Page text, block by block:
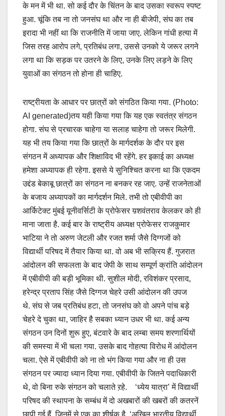
के मन में भी था. सो कई दौर के चिंतन के बाद उसका स्वरूप स्पष्ट
हुआ. चूंकि तब ना तो जनसंघ था और ना ही बीजेपी, संघ का तब
इरादा भी नहीं था कि राजनीति में जाया जाए. लेकिन गांधी हत्या में
जिस तरह आरोप लगे, प्रतिबंध लगा, उससे उनको ये जरूर लगने
लगा था कि सड़क पर उतरने के लिए, उनके लिए लड़ने के लिए
युवाओं का संगठन तो होना ही चाहिए.
राष्ट्रीयता के आधार पर छात्रों को संगठित किया गया. (Photo:
AI generated)तय यही किया गया कि यह एक स्वतंत्र संगठन
होगा. संघ से प्रचारक चाहेगा या सलाह चाहेगा तो जरूर मिलेगी.
यह भी तय किया गया कि छात्रों के मार्गदर्शक के दौर पर इस
संगठन में अध्यापक और शिक्षाविद भी रहेंगे. हर इकाई का अध्यक्ष
हमेशा अध्यापक ही रहेगा. इससे ये सुनिश्चित करना था कि एकदम
उद्दंड बेकाबू छात्रों का संगठन ना बनकर रह जाए. उन्हें राजनेताओं
के बजाय अध्यापकों का मार्गदर्शन मिले. तभी तो एबीवीपी का
आर्किटेक्ट मुंबई यूनीवर्सिटी के प्रोफेसर य़शवंतराव केलकर को ही
माना जाता है. कई बार के राष्ट्रीय अध्यक्ष प्रोफेसर राजकुमार
भाटिया ने तो अरुण जेटली और रजत शर्मा जैसे दिग्गजों को
विद्यार्थी परिषद में तैयार किया था. वो अब भी सक्रिय हैं. गुजरात
आंदोलन की सफलता के बाद जेपी के साथ सम्पूर्ण क्रांति आंदोलन
में एबीवीपी की बड़ी भूमिका थी. सुशील मोदी, रविशंकर प्रसाद,
हरेन्द्र प्रताप सिंह जैसे दिग्गज चेहरे उसी आंदोलन की उपज
थे. संघ से जब प्रतिबंध हटा, तो जनसंघ को वो अपने पांच बड़े
चेहरे दे चुका था, जाहिर है सबका ध्यान उधर भी था. कई अन्य
संगठन उन दिनों शुरू हुए, बंटवारे के बाद लम्बा समय शरणार्थियों
की समस्या में भी चला गया. उसके बाद गोहत्या विरोध में आंदोलन
चला. ऐसे में एबीवीपी को ना तो भंग किया गया और ना ही उस
संगठन पर ज्यादा ध्यान दिया गया. एबीवीपी के जितने पदाधिकारी
थे, वो बिना रुके संगठन को चलाते ऱहे. ‘ध्येय यात्रा’ में विद्यार्थी
परिषद की स्थापना के सम्बंध में दो अखबारों की खबरों की कतरनें